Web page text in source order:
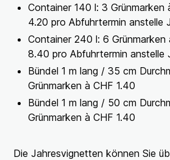
Container 140 l: 3 Grünmarken
4.20 pro Abfuhrtermin anstelle
Container 240 l: 6 Grünmarken
8.40 pro Abfuhrtermin anstelle
Bündel 1 m lang / 35 cm
Grünmarken à CHF 1.40
Bündel 1 m lang / 50 cm
Grünmarken à CHF 1.40
Die Jahresvignetten können Sie